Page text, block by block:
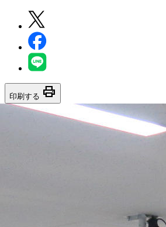
印刷する print